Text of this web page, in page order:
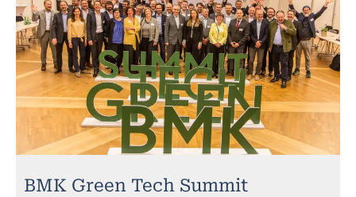
BMK Green Tech Summit